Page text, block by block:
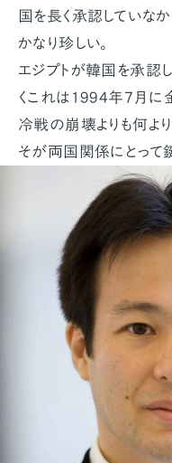
国を長く承認していな
かなり珍しい。
エジプトが韓国を承認
くこれは1994年7月に
冷戦の崩壊よりも何よ
そが両国関係にとって